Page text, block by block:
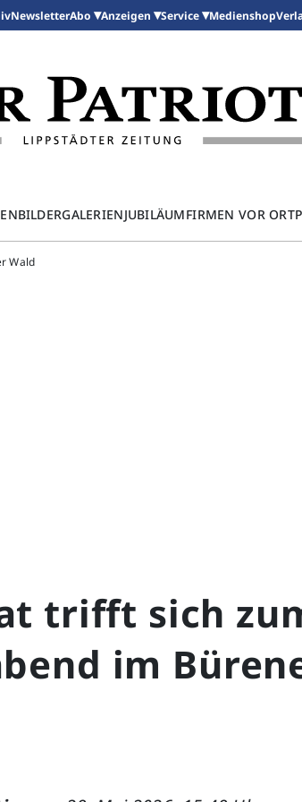
NewsletterAbo Anzeigen Service Medienshop
BILDERGALERIENJUBILÄUMFIRMEN VOR ORT
Wald
trifft sich
im